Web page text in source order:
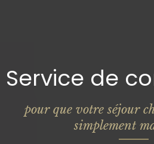
Service de
pour que votre séjour
simplement